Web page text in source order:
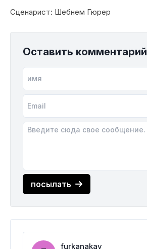
Сценарист: Шебнем Гюрер
Оставить комментарий
посылать
furkanakay